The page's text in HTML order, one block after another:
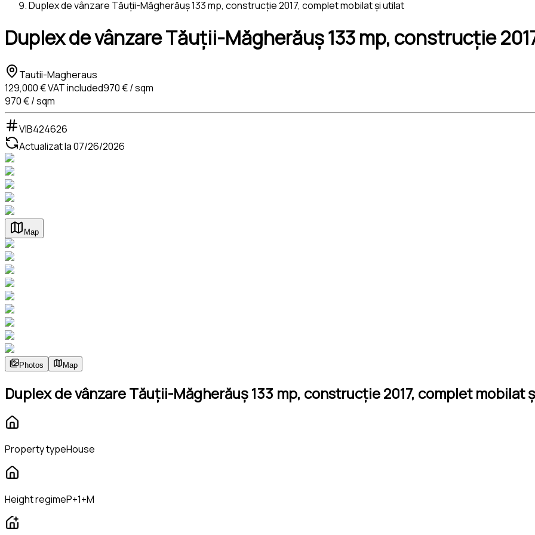
Duplex de vânzare Tăuții-Măgherăuș 133 mp, construcție 2017, complet mobilat și utilat
Duplex de vânzare Tăuții-Măgherăuș 133 mp, construcție
Tautii-Magheraus
129,000 €VAT included970 € / sqm
970 € / sqm
VIB424626
Actualizat la07/26/2026
Map
Photos Map
Duplex de vânzare Tăuții-Măgherăuș 133 mp, construcție 2017, complet mobilat
Property typeHouse
Height regimeP+1+M